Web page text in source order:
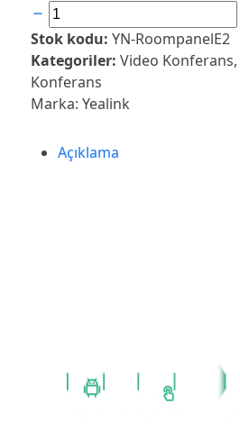
Yealink
RoomPanel
E2
Oda
Rezervasyon
Stok kodu: YN-RoompanelE2
Kategoriler: Video Konferans,
Konferans
Marka: Yealink
Açıklama